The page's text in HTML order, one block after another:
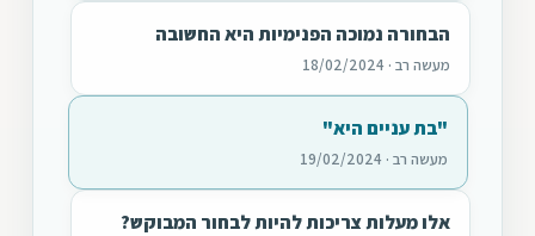
הבחורה נמוכה הפנימיות היא החשובה
מעשה רב · 18/02/2024
"בת עניים היא"
מעשה רב · 19/02/2024
אלו מעלות צריכות להיות לבחור המבוקש?